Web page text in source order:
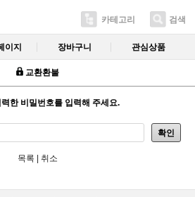
카테고리 검색
이지 장바구니 관심상품
교환환불
한 비밀번호를 입력해 주세요.
확인
목록 | 취소